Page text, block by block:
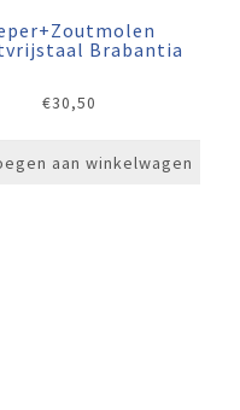
Brabantia
€30,50
aan winkelwagen